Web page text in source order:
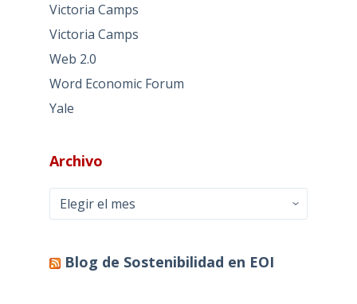
Victoria Camps
Victoria Camps
Web 2.0
Word Economic Forum
Yale
Archivo
Archivo
Blog de Sostenibilidad en EOI